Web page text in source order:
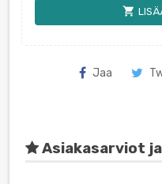
shopping_cart
Jaa
Asiakasarviot